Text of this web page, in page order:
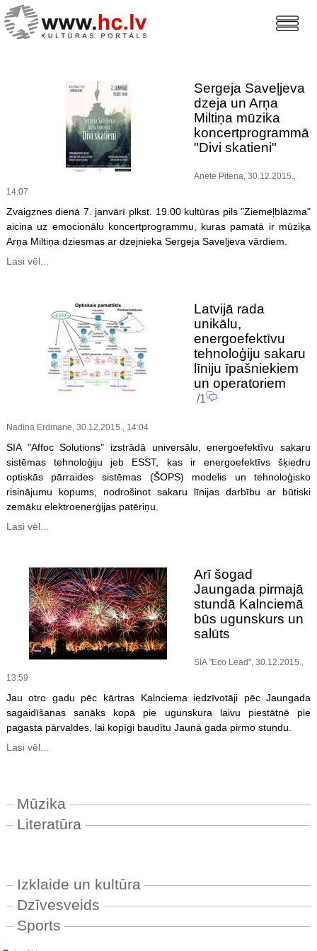
Sergeja Saveļjeva
dzeja un Arņa
Miltiņa mūzika
koncertprogrammā
"Divi skatieni"
Anete Pitena, 30.12.2015.,
14:07
Zvaigznes dienā 7. janvārī plkst. 19.00 kultūras pils "Ziemeļblāzma"
aicina uz emocionālu koncertprogrammu, kuras pamatā ir mūziķa
Arņa Miltiņa dziesmas ar dzejnieka Sergeja Saveļjeva vārdiem.
Lasi vēl...
Latvijā rada
unikālu,
energoefektīvu
tehnoloģiju sakaru
līniju īpašniekiem
un operatoriem
/1
Nadina Erdmane, 30.12.2015., 14:04
SIA "Affoc Solutions" izstrādā universālu, energoefektīvu sakaru
sistēmas tehnoloģiju jeb ESST, kas ir energoefektīvs šķiedru
optiskās pārraides sistēmas (ŠOPS) modelis un tehnoloģisko
risinājumu kopums, nodrošinot sakaru līnijas darbību ar būtiski
zemāku elektroenerģijas patēriņu.
Lasi vēl...
Arī šogad
Jaungada pirmajā
stundā Kalnciemā
būs ugunskurs un
salūts
SIA "Eco Lead", 30.12.2015.,
13:59
Jau otro gadu pēc kārtras Kalnciema iedzīvotāji pēc Jaungada
sagaidīšanas sanāks kopā pie ugunskura laivu piestātnē pie
pagasta pārvaldes, lai kopīgi baudītu Jaunā gada pirmo stundu.
Lasi vēl...
Mūzika
Literatūra
Izklaide un kultūra
Dzīvesveids
Sports